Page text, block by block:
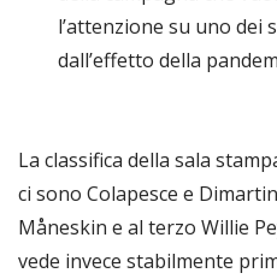
l’attenzione su uno dei
dall’effetto della
La classifica della sala
ci sono Colapesce e
Måneskin e al terzo Willie
vede invece stabilmente